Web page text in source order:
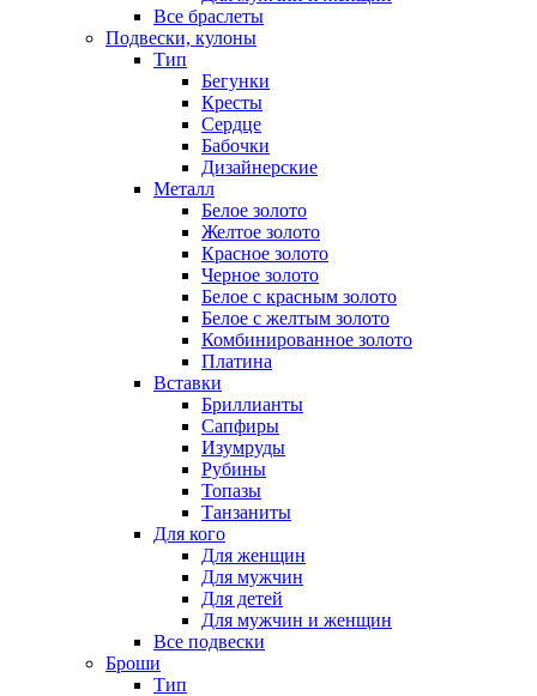
Все браслеты
Подвески, кулоны
Тип
Бегунки
Кресты
Сердце
Бабочки
Дизайнерские
Металл
Белое золото
Желтое золото
Красное золото
Черное золото
Белое с красным золото
Белое с желтым золото
Комбинированное золото
Платина
Вставки
Бриллианты
Сапфиры
Изумруды
Рубины
Топазы
Танзаниты
Для кого
Для женщин
Для мужчин
Для детей
Для мужчин и женщин
Все подвески
Броши
Тип